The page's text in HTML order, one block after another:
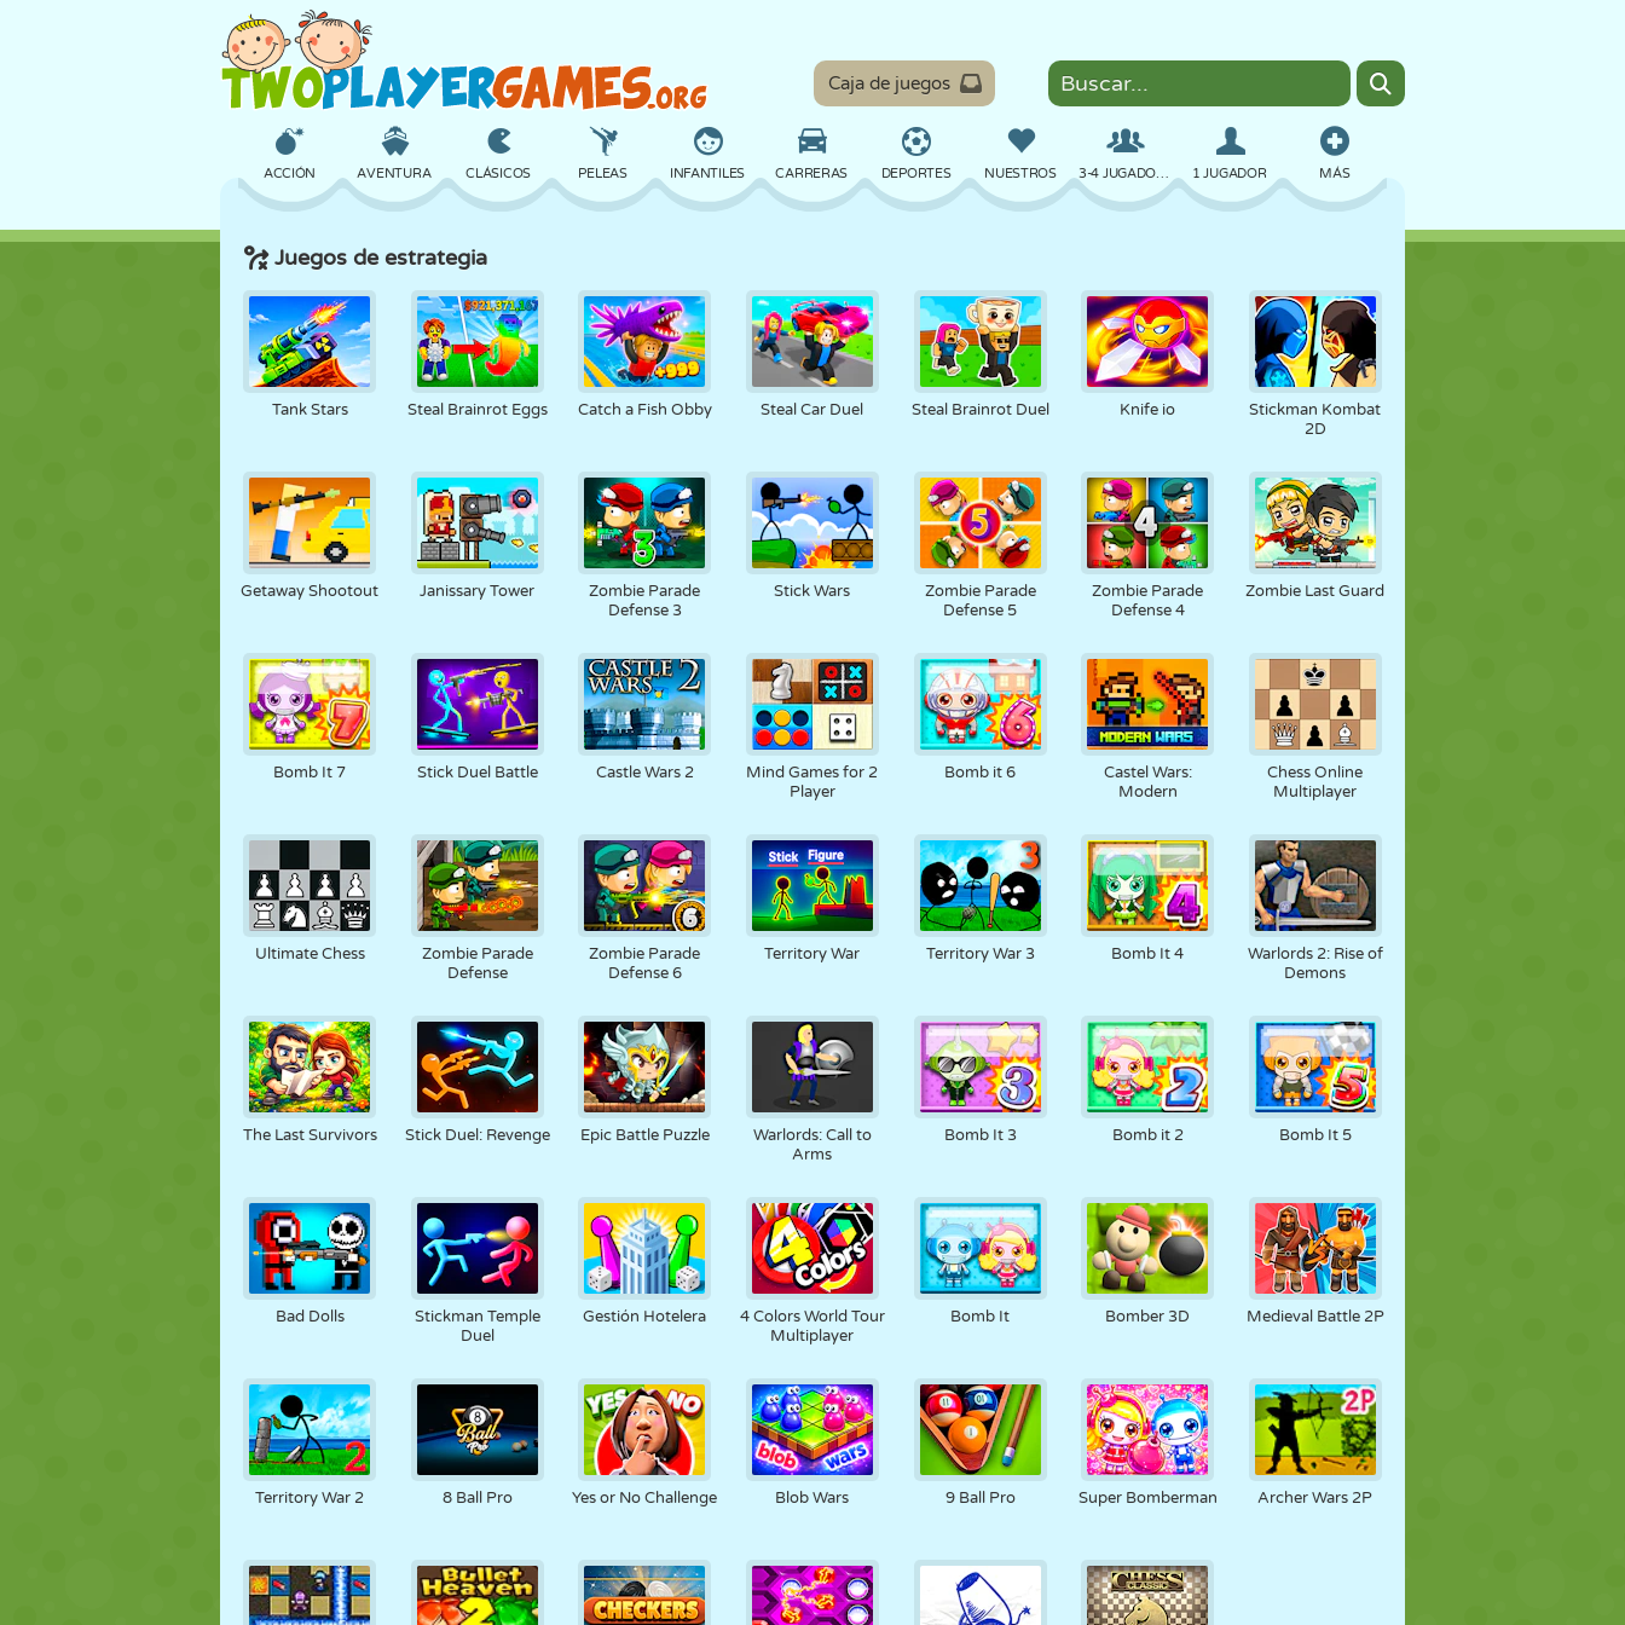
Caja de juegos
MÁS
ACCIÓN AVENTURA CLÁSICOS PELEAS INFANTILES CARRERAS DEPORTES NUESTROS 3-4 JUGADORES 1 JUGADOR
CASTILLOS AJEDREZ LOCOS DEFENSA DINOSAURIOS CONDUCIR EDUCATIVOS ESCAPE VUELO COMIDA DIVERTIDOS
CHICAS SALTOS MATEMÁTICAS LABERINTOS MONSTRUOS MOTOS EN LÍNEA PIXEL ART PLATAFORMAS PISCINA
MARIONETAS PUZZLE REACCIÓN RETRO ROBOTS CORRER ESCUELA DISPAROS FÚTBOL ESPACIALES STICKMAN
ESTRATEGIA ACROBACIAS TANQUES TENIS TRES EN RAYA
PANTALLA
TÁCTIL
TORRES CAMIONES GUERRA ZOMBIES
Juegos de estrategia
Tank Stars Steal Brainrot Eggs Catch a Fish Obby Steal Car Duel Steal Brainrot Duel Knife io
Stickman Kombat
2D
Getaway Shootout Janissary Tower
Zombie Parade
Defense 3
Stick Wars
Zombie Parade
Defense 5
Zombie Parade
Defense 4
Zombie Last Guard
Bomb It 7 Stick Duel Battle Castle Wars 2
Mind Games for 2
Player
Bomb it 6
Castel Wars:
Modern
Chess Online
Multiplayer
Ultimate Chess
Zombie Parade
Defense
Zombie Parade
Defense 6
Territory War Territory War 3 Bomb It 4
Warlords 2: Rise of
Demons
The Last Survivors Stick Duel: Revenge Epic Battle Puzzle
Warlords: Call to
Arms
Bomb It 3 Bomb it 2 Bomb It 5
Bad Dolls
Stickman Temple
Duel
Gestión Hotelera
4 Colors World Tour
Multiplayer
Bomb It Bomber 3D Medieval Battle 2P
Territory War 2 8 Ball Pro Yes or No Challenge Blob Wars 9 Ball Pro Super Bomberman Archer Wars 2P